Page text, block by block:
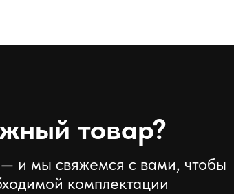
товар?
и мы свяжемся с вами, чтобы
комплектации